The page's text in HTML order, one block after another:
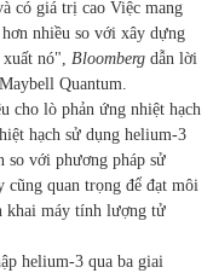
có giá trị cao Việc mang
nhiều so với xây dựng
nó", Bloomberg dẫn lời
Quantum.
cho lò phản ứng nhiệt hạch
hạch sử dụng helium-3
so với phương pháp sử
quan trọng để đạt môi
khai máy tính lượng tử
helium-3 qua ba giai